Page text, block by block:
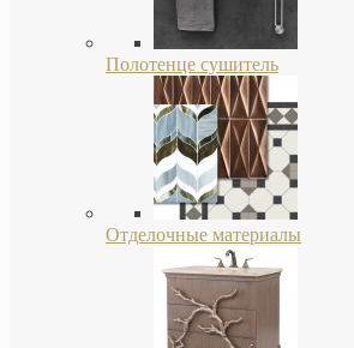
Полотенце сушитель
Отделочные материалы